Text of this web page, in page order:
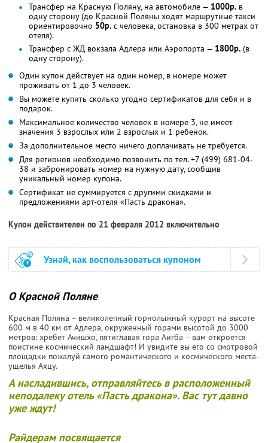
Трансфер на Красную Поляну, на автомобиле — 1000р. в
одну сторону (до Красной Поляны ходят маршрутные такси
ориентировочно 50р. с человека, остановка в 300 метрах от
отеля).
Трансфер с ЖД вокзала Адлера или Аэропорта — 1800р. (в
одну сторону).
Один купон действует на один номер, в номере может
проживать от 1 до 3 человек.
Вы можете купить сколько угодно сертификатов для себя и в
подарок.
Максимальное количество человек в номере 3, не имеет
значения 3 взрослых или 2 взрослых и 1 ребенок.
За дополнительное место ничего доплачивать не требуется.
Для регионов необходимо позвонить по тел. +7 (499) 681-04-
38 и забронировать номер на нужную дату, сообщив
уникальный номер купона.
Сертификат не суммируется с другими скидками и
предложениями арт-отеля «Пасть дракона».
Купон действителен по 21 февраля 2012 включительно
Узнай, как воспользоваться купоном
О Красной Поляне
Красная Поляна – великолепный горнолыжный курорт на высоте
600 м в 40 км от Адлера, окруженный горами высотой до 3000
метров: хребет Ачишхо, пятиглавая гора Аигба – вам откроется
поистине космический ландшафт! И увидите вы его со смотровой
площадки пожалуй самого романтического и космического места-
ущелья Ахцу.
А насладившись, отправляйтесь в расположенный
неподалеку отель «Пасть дракона». Вас тут давно
уже ждут!
Райдерам посвящается